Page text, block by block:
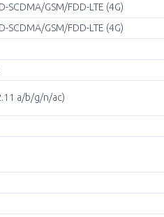
SCDMA/GSM/FDD-LTE (4G)
SCDMA/GSM/FDD-LTE (4G)
a/b/g/n/ac)